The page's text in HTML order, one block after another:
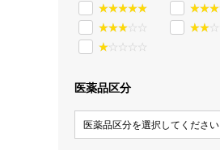
医薬品区分
医薬品区分を選択してください